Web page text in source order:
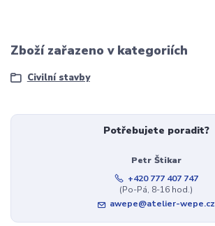
Zboží zařazeno v kategoriích
Civilní stavby
Potřebujete poradit?
Petr Štikar
+420 777 407 747
(Po-Pá, 8-16 hod.)
awepe@atelier-wepe.cz